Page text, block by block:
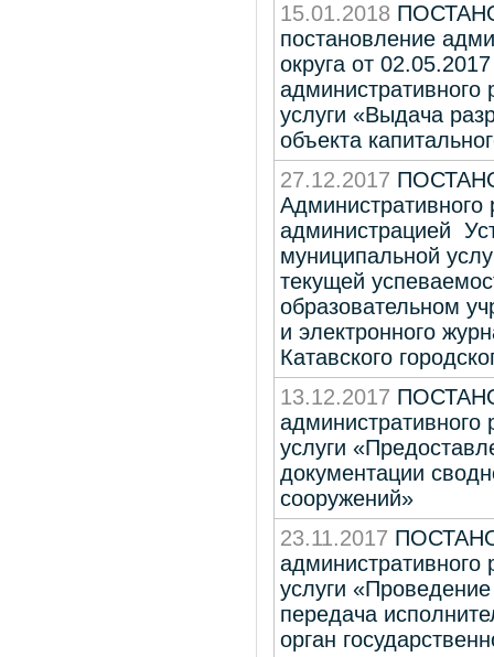
15.01.2018
постановление
округа от
административного
услуги «Выдача
объекта
27.12.2017
Административного
администрацией
муниципальной
текущей
образовательном
и электронного
Катавского
13.12.2017
административного
услуги
документации
сооружений»
23.11.2017
административного
услуги
передача
орган